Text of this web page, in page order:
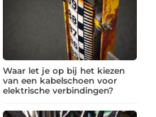
Waar let je op bij het kiezen
van een kabelschoen voor
elektrische verbindingen?